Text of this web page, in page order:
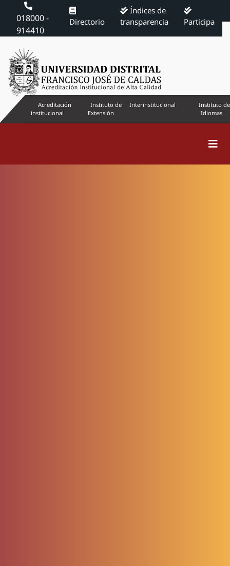
018000 -
914410
Directorio
Índices de
transparencia
Participa
Acreditación
institucional
Instituto de
Extensión
Interinstitucional
Instituto de
Idiomas